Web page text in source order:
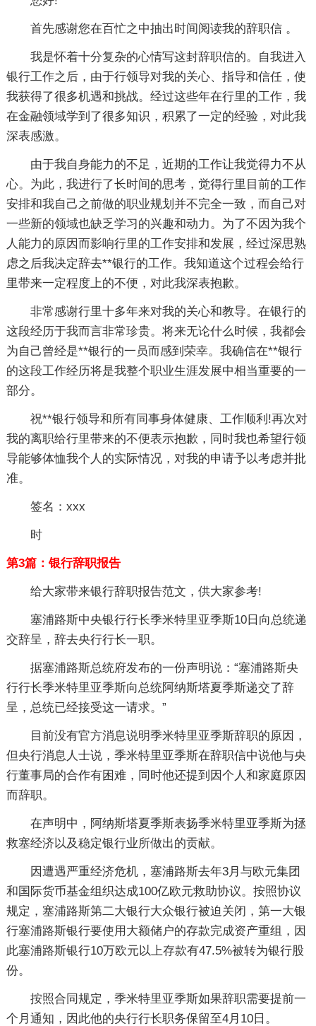
首先感谢您在百忙之中抽出时间阅读我的辞职信 。
我是怀着十分复杂的心情写这封辞职信的。自我进入
银行工作之后，由于行领导对我的关心、指导和信任，使
我获得了很多机遇和挑战。经过这些年在行里的工作，我
在金融领域学到了很多知识，积累了一定的经验，对此我
深表感激。
由于我自身能力的不足，近期的工作让我觉得力不从
心。为此，我进行了长时间的思考，觉得行里目前的工作
安排和我自己之前做的职业规划并不完全一致，而自己对
一些新的领域也缺乏学习的兴趣和动力。为了不因为我个
人能力的原因而影响行里的工作安排和发展，经过深思熟
虑之后我决定辞去**银行的工作。我知道这个过程会给行
里带来一定程度上的不便，对此我深表抱歉。
非常感谢行里十多年来对我的关心和教导。在银行的
这段经历于我而言非常珍贵。将来无论什么时候，我都会
为自己曾经是**银行的一员而感到荣幸。我确信在**银行
的这段工作经历将是我整个职业生涯发展中相当重要的一
部分。
祝**银行领导和所有同事身体健康、工作顺利!再次对
我的离职给行里带来的不便表示抱歉，同时我也希望行领
导能够体恤我个人的实际情况，对我的申请予以考虑并批
准。
签名：xxx
时
第3篇：银行辞职报告
给大家带来银行辞职报告范文，供大家参考!
塞浦路斯中央银行行长季米特里亚季斯10日向总统递
交辞呈，辞去央行行长一职。
据塞浦路斯总统府发布的一份声明说：“塞浦路斯央
行行长季米特里亚季斯向总统阿纳斯塔夏季斯递交了辞
呈，总统已经接受这一请求。”
目前没有官方消息说明季米特里亚季斯辞职的原因，
但央行消息人士说，季米特里亚季斯在辞职信中说他与央
行董事局的合作有困难，同时他还提到因个人和家庭原因
而辞职。
在声明中，阿纳斯塔夏季斯表扬季米特里亚季斯为拯
救塞经济以及稳定银行业所做出的贡献。
因遭遇严重经济危机，塞浦路斯去年3月与欧元集团
和国际货币基金组织达成100亿欧元救助协议。按照协议
规定，塞浦路斯第二大银行大众银行被迫关闭，第一大银
行塞浦路斯银行要使用大额储户的存款完成资产重组，因
此塞浦路斯银行10万欧元以上存款有47.5%被转为银行股
份。
按照合同规定，季米特里亚季斯如果辞职需要提前一
个月通知，因此他的央行行长职务保留至4月10日。